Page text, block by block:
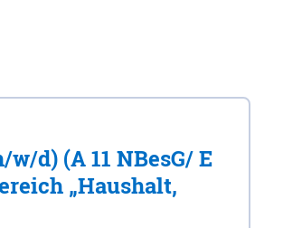
d) (A 11 NBesG/ E
„Haushalt,